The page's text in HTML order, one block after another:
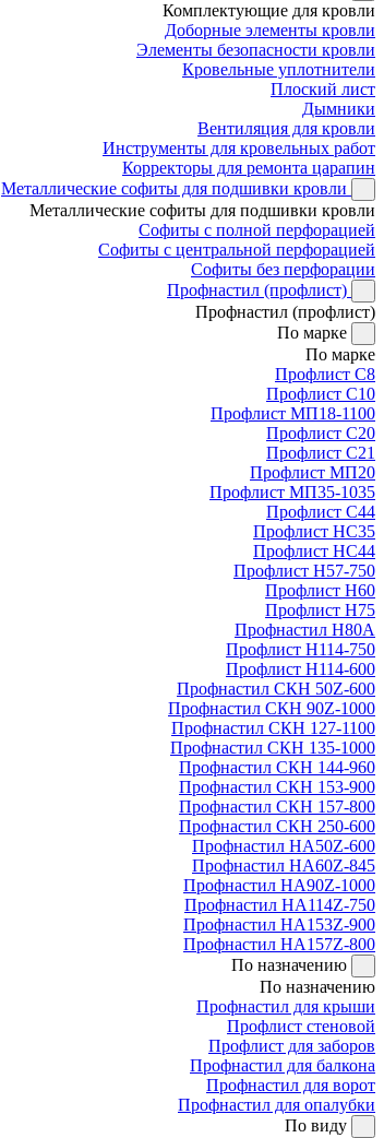
Комплектующие для кровли
Доборные элементы кровли
Элементы безопасности кровли
Кровельные уплотнители
Плоский лист
Дымники
Вентиляция для кровли
Инструменты для кровельных работ
Корректоры для ремонта царапин
Металлические софиты для подшивки кровли
Металлические софиты для подшивки кровли
Софиты с полной перфорацией
Софиты с центральной перфорацией
Софиты без перфорации
Профнастил (профлист)
Профнастил (профлист)
По марке
По марке
Профлист С8
Профлист С10
Профлист МП18-1100
Профлист С20
Профлист С21
Профлист МП20
Профлист МП35-1035
Профлист С44
Профлист НС35
Профлист НС44
Профлист Н57-750
Профлист Н60
Профлист Н75
Профнастил Н80А
Профлист Н114-750
Профлист Н114-600
Профнастил СКН 50Z-600
Профнастил СКН 90Z-1000
Профнастил СКН 127-1100
Профнастил СКН 135-1000
Профнастил СКН 144-960
Профнастил СКН 153-900
Профнастил СКН 157-800
Профнастил СКН 250-600
Профнастил НА50Z-600
Профнастил НА60Z-845
Профнастил НА90Z-1000
Профнастил НА114Z-750
Профнастил НА153Z-900
Профнастил НА157Z-800
По назначению
По назначению
Профнастил для крыши
Профлист стеновой
Профлист для заборов
Профнастил для балкона
Профнастил для ворот
Профнастил для опалубки
По виду